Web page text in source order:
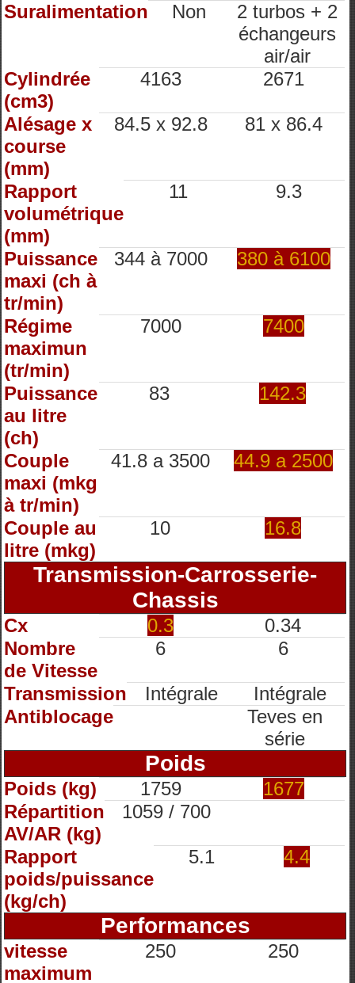
Suralimentation
Non
2 turbos + 2
échangeurs
air/air
Cylindrée
(cm3)
4163 2671
Alésage x
course
(mm)
84.5 x 92.8 81 x 86.4
Rapport
volumétrique
(mm)
11 9.3
Puissance
maxi (ch à
tr/min)
344 à 7000 380 à 6100
Régime
maximun
(tr/min)
7000 7400
Puissance
au litre
(ch)
83 142.3
Couple
maxi (mkg
à tr/min)
41.8 a 3500 44.9 a 2500
Couple au
litre (mkg)
10 16.8
Transmission-Carrosserie-
Chassis
Cx 0.3
0.34
Nombre
de Vitesse
6 6
Transmission Intégrale
Intégrale
Antiblocage
Teves en
série
Poids
Poids (kg) 1759
1677
Répartition
AV/AR (kg)
1059 / 700
Rapport
poids/puissance
(kg/ch)
5.1 4.4
Performances
vitesse
maximum
250 250